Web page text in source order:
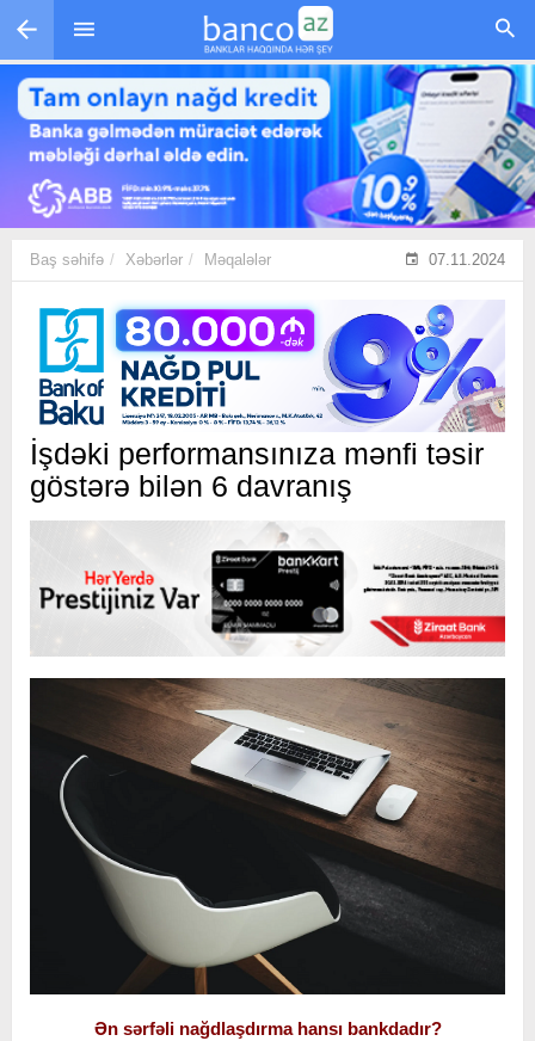
Skip to main content
Baş səhifə Xəbərlər Məqalələr 07.11.2024
İşdəki performansınıza mənfi təsir
göstərə bilən 6 davranış
Ən sərfəli nağdlaşdırma hansı bankdadır?